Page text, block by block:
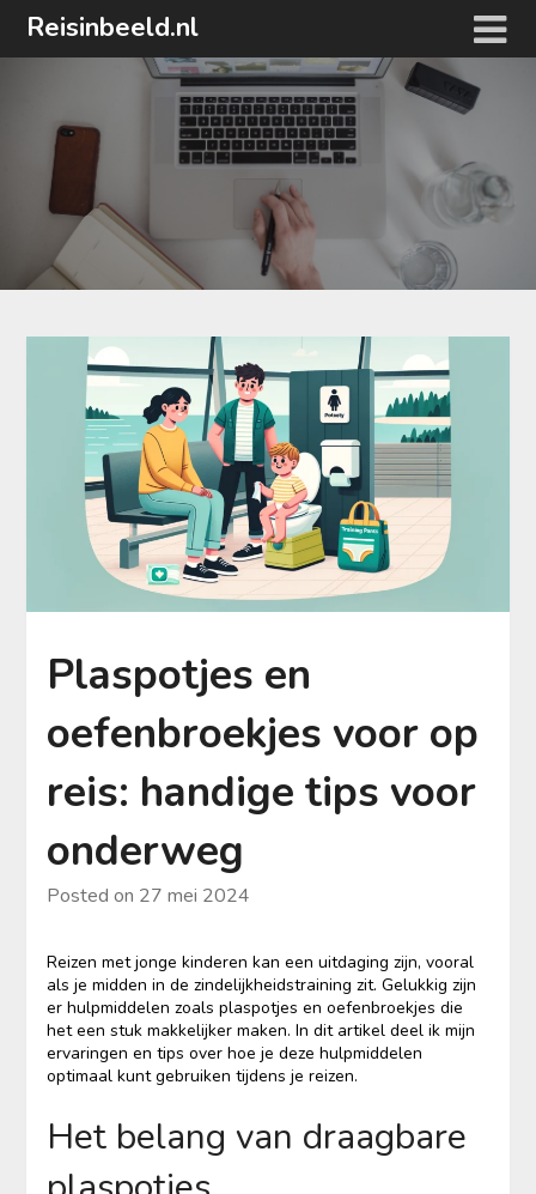
Reisinbeeld.nl
Plaspotjes en
oefenbroekjes voor op
reis: handige tips voor
onderweg
Posted on 27 mei 2024
Reizen met jonge kinderen kan een uitdaging zijn, vooral
als je midden in de zindelijkheidstraining zit. Gelukkig zijn
er hulpmiddelen zoals plaspotjes en oefenbroekjes die
het een stuk makkelijker maken. In dit artikel deel ik mijn
ervaringen en tips over hoe je deze hulpmiddelen
optimaal kunt gebruiken tijdens je reizen.
Het belang van draagbare